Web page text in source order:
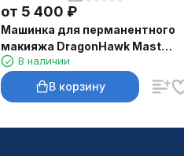
от 5 400 ₽
Машинка для перманентного
макияжа DragonHawk Mast
Magi Pen, RCA, ход 2–3 мм
В наличии
В корзину